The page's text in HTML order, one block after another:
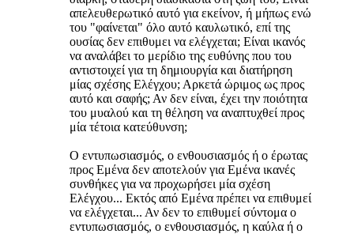
απελευθερωτικό αυτό για εκείνον, ή μήπως ενώ
του "φαίνεται" όλο αυτό καυλωτικό, επί της
ουσίας δεν επιθυμει να ελέγχεται; Είναι ικανός
να αναλάβει το μερίδιο της ευθύνης που του
αντιστοιχεί για τη δημιουργία και διατήρηση
μίας σχέσης Ελέγχου; Αρκετά ώριμος ως προς
αυτό και σαφής; Αν δεν είναι, έχει την ποιότητα
του μυαλού και τη θέληση να αναπτυχθεί προς
μία τέτοια κατεύθυνση;
Ο εντυπωσιασμός, ο ενθουσιασμός ή ο έρωτας
προς Εμένα δεν αποτελούν για Εμένα ικανές
συνθήκες για να προχωρήσει μία σχέση
Ελέγχου... Εκτός από Εμένα πρέπει να επιθυμεί
να ελέγχεται... Αν δεν το επιθυμεί σύντομα ο
εντυπωσιασμός, ο ενθουσιασμός, η καύλα ή ο